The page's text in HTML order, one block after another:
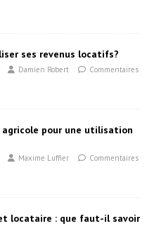
ses revenus locatifs?
Damien Robert
Commentaires
agricole pour une utilisation
Maxime Luffier
Commentaires
locataire : que faut-il savoir